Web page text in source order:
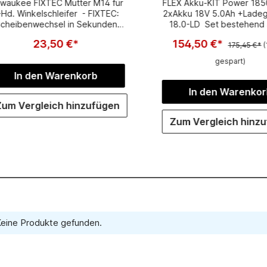
FIXTEC Mutter M14 für
Winkelschleifer - FIXTEC:
in Sekunden
Winkelschleifer mit Standard-
Sekunden für kompletten
Scheibenwechsel - Ermöglicht
Einsatzfläche durch 8mm
- Mit integrierten Löchern
Standard Spannschlüssel, falls
die Mutter per Hand nicht
23,50 €*
In den Warenkorb
Vergleich hinzufügen
18.0-LD
FLEX Akku-KIT Power
2xAkku 18V 5.0Ah
18.0-LD Set bestehend
5,0Ah Akku-Packs AP
154,50 €* 175,45 €*
gespart)
In den
Zum Vergleich
Produkte gefunden.